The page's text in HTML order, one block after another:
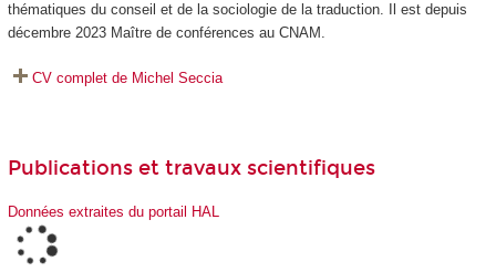
thématiques du conseil et de la sociologie de la traduction. Il est depuis
décembre 2023 Maître de conférences au CNAM.
CV complet de Michel Seccia
Publications et travaux scientifiques
Données extraites du portail HAL